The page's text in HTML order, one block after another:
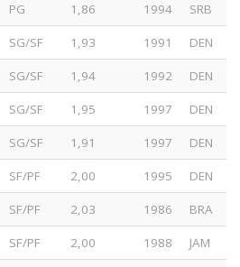
PG 1,86 1994 SRB
SG/SF 1,93 1991 DEN
SG/SF 1,94 1992 DEN
SG/SF 1,95 1997 DEN
SG/SF 1,91 1997 DEN
SF/PF 2,00 1995 DEN
SF/PF 2,03 1986 BRA
SF/PF 2,00 1988 JAM